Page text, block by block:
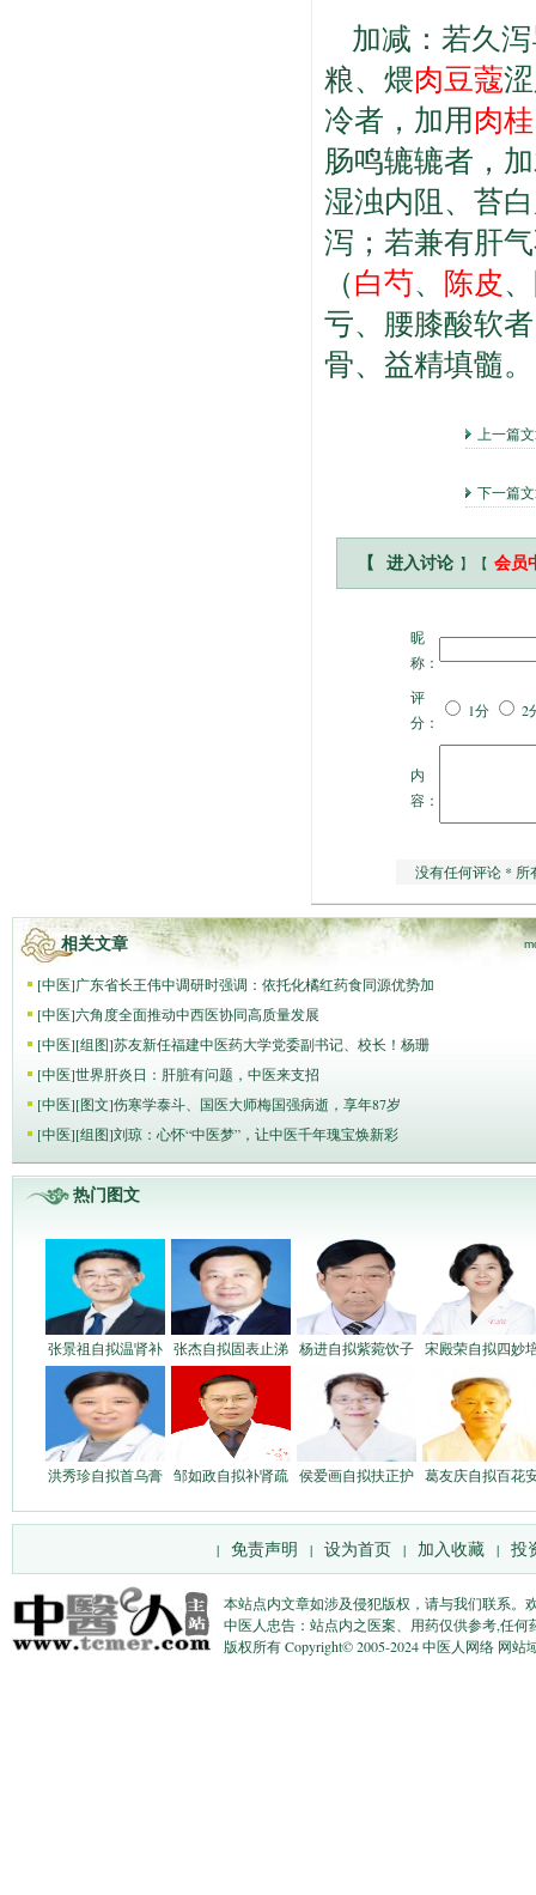
加减：若久
粮、煨肉豆蔻
冷者，加用肉桂
肠鸣辘辘者，加
湿浊内阻、苔
泻；若兼有肝
（白芍、 陈皮、
亏、腰膝酸软
骨、益精填髓
上一篇
下一篇
【 进入讨论 】【 会员
昵
称：
评
分：
1分 2
内
容：
没有任何评论 * 所
相关文章
[中医]广东省长王伟中调研时强调：依托化橘红药食同源优势加
[中医]六角度全面推动中西医协同高质量发展
[中医][组图]苏友新任福建中医药大学党委副书记、校长！杨珊
[中医]世界肝炎日：肝脏有问题，中医来支招
[中医][图文]伤寒学泰斗、国医大师梅国强病逝，享年87岁
[中医][组图]刘琼：心怀“中医梦”，让中医千年瑰宝焕新彩
热门图文
张景祖自拟温肾补 张杰自拟固表止涕 杨进自拟紫菀饮子 宋殿荣自拟四妙
洪秀珍自拟首乌膏 邹如政自拟补肾疏 侯爱画自拟扶正护 葛友庆自拟百花
| 免责声明 | 设为首页 | 加入收藏 | 投
本站点内文章如涉及侵犯版权，请与我们联系。
中医人忠告：站点内之医案、用药仅供参考,任
版权所有 Copyright© 2005-2024 中医人网络 网站